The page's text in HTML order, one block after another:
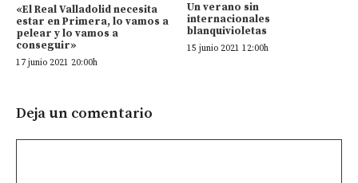
«El Real Valladolid necesita
estar en Primera, lo vamos a
pelear y lo vamos a
conseguir»
17 junio 2021 20:00h
Un verano sin
internacionales
blanquivioletas
15 junio 2021 12:00h
Deja un comentario